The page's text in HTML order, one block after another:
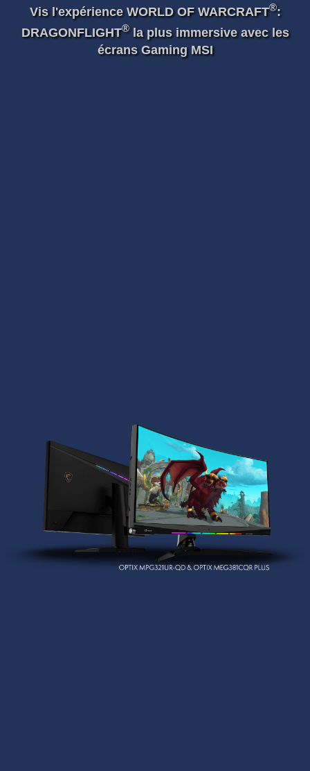
Vis l'expérience WORLD OF WARCRAFT®:
DRAGONFLIGHT®la plus immersive avec les
écrans Gaming MSI